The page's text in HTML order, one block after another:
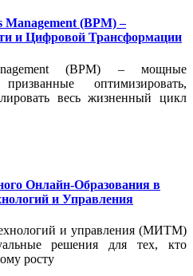
Management (BPM) –
и Цифровой Трансформации
(BPM) – мощные
оптимизировать,
весь жизненный цикл
Онлайн-Образования в
и Управления
и управления (МИТМ)
решения для тех, кто
росту